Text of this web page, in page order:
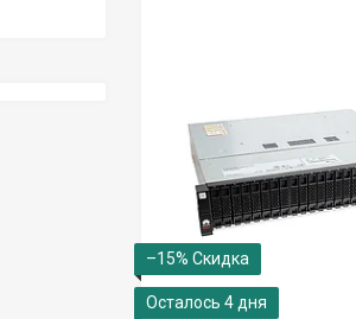
–15%
Осталось 4 дня